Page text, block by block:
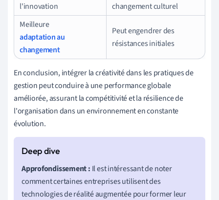
l'innovation
changement culturel
Meilleure
adaptation au
changement
Peut engendrer des
résistances initiales
En conclusion, intégrer la créativité dans les pratiques de
gestion peut conduire à une performance globale
améliorée, assurant la compétitivité et la résilience de
l'organisation dans un environnement en constante
évolution.
Approfondissement : Il est intéressant de noter
comment certaines entreprises utilisent des
technologies de réalité augmentée pour former leur